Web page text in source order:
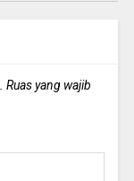
Ruas yang wajib